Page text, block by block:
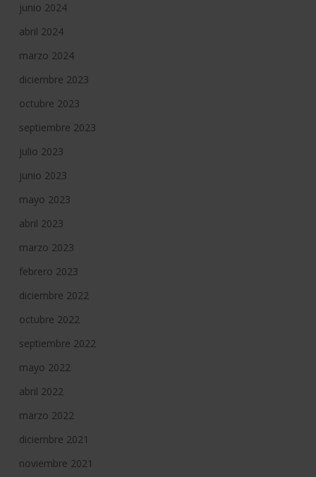
junio 2024
abril 2024
marzo 2024
diciembre 2023
octubre 2023
septiembre 2023
julio 2023
junio 2023
mayo 2023
abril 2023
marzo 2023
febrero 2023
diciembre 2022
octubre 2022
septiembre 2022
mayo 2022
abril 2022
marzo 2022
diciembre 2021
noviembre 2021